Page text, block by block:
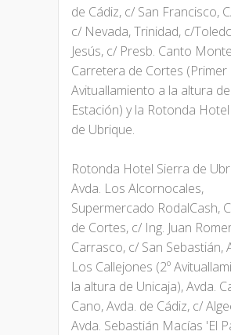
de Cádiz, c/ San Francisco,
c/ Nevada, Trinidad, c/
Jesús, c/ Presb. Canto
Carretera de Cortes (Primer
Avituallamiento a la altura
Estación) y la Rotonda
de Ubrique.
Rotonda Hotel Sierra de
Avda. Los Alcornocales,
Supermercado RodalCash,
de Cortes, c/ Ing. Juan
Carrasco, c/ San Sebastián,
Los Callejones (2º
la altura de Unicaja), Avda.
Cano, Avda. de Cádiz, c/
Avda. Sebastián Macías 'El